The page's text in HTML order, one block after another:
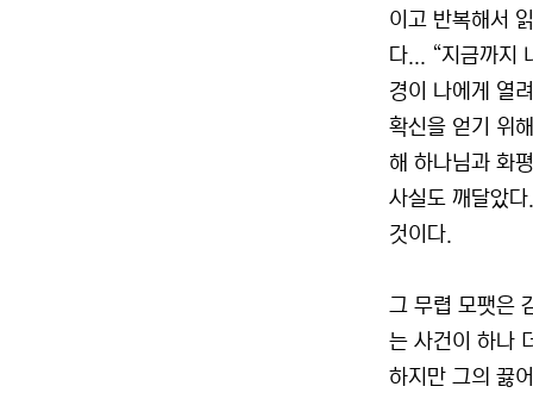
이고 반복해서
다... “지금까지
경이 나에게 열
확신을 얻기 위
해 하나님과 화
사실도 깨달았
것이다.
그 무렵 모팻은
는 사건이 하나
하지만 그의 끓